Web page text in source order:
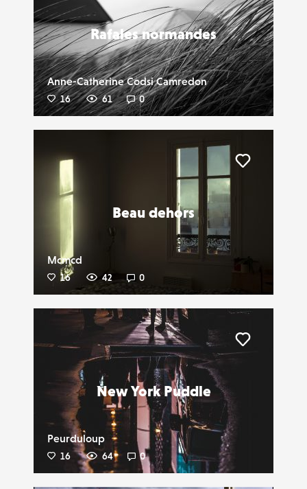
Rafales normandes
Anne-Catherine Codsi Camredon
16 61 0
Beau dehors
Mcmcd
16 42 0
New York Puddle
Peurduloup
16 64 0